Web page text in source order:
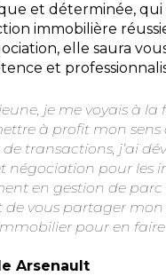
et déterminée,
immobilière
elle saura
et
jeune, je me voyais à
à profit mon sens
de transactions, j’ai
négociation pour les
en gestion de
de vous partager
pour en faire
Arsenault